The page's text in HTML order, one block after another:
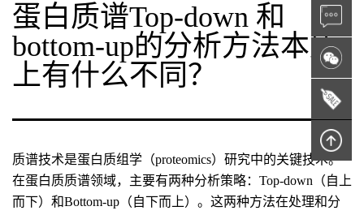
蛋白质谱Top-down 和
bottom-up的分析方法本质
上有什么不同？
质谱技术是蛋白质组学（proteomics）研究中的关键技术。
在蛋白质质谱领域，主要有两种分析策略：Top-down（自上
而下）和Bottom-up（自下而上）。这两种方法在处理和分